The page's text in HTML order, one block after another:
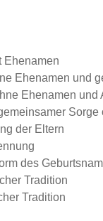
Ehenamen
Ehenamen und
Ehenamen und
der Eltern
des
Tradition
Tradition